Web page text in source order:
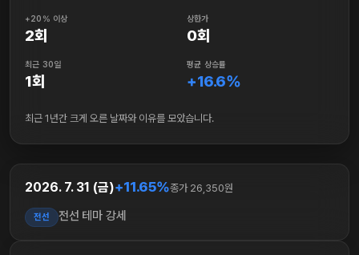
+20% 이상
2회
상한가
0회
최근 30일
1회
평균 상승률
+16.6%
최근 1년간 크게 오른 날짜와 이유를 모았습니다.
2026. 7. 31 (금)+11.65%종가 26,350원
전선 전선 테마 강세